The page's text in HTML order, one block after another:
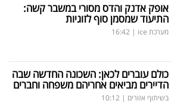
אופק אדנק והדס מסורי במשבר קשה:
התיעוד שמסמן סוף לזוגיות
מערכת ice |
16:42
כולם עוברים לכאן: השכונה החדשה שבה
הדיירים מביאים אחריהם משפחה וחברים
בשיתוף אזורים |
10:12